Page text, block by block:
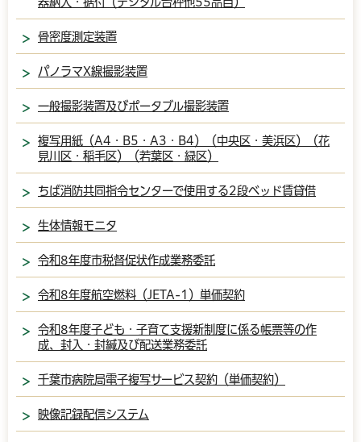
骨密度測定装置
パノラマX線撮影装置
一般撮影装置及びポータブル撮影装置
複写用紙（A4・B5・A3・B4）（中央区・美浜区）（花
見川区・稲毛区）（若葉区・緑区）
ちば消防共同指令センターで使用する2段ベッド賃貸借
生体情報モニタ
令和8年度市税督促状作成業務委託
令和8年度航空燃料（JETA-1）単価契約
令和8年度子ども・子育て支援新制度に係る帳票等の作
成、封入・封緘及び配送業務委託
千葉市病院局電子複写サービス契約（単価契約）
映像記録配信システム